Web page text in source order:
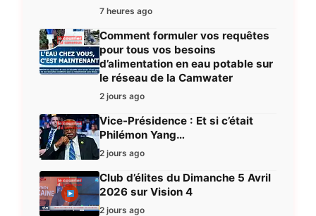
7 heures ago
Comment formuler vos requêtes
pour tous vos besoins
d’alimentation en eau potable sur
le réseau de la Camwater
2 jours ago
Vice-Présidence : Et si c’était
Philémon Yang…
2 jours ago
Club d’élites du Dimanche 5 Avril
2026 sur Vision 4
2 jours ago